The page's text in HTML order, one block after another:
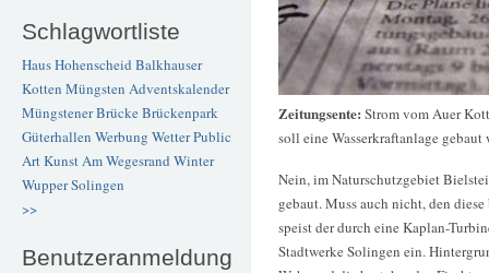
Schlagwortliste
Haus Hohenscheid Balkhauser
Kotten Müngsten Adventskalender
Müngstener BrückeBrückenpark
Güterhallen Werbung WetterPublic
ArtKunstAm Wegesrand Winter
WupperSolingen
>>
Benutzeranmeldung
Zeitungsente: Strom vom Auer
soll eine Wasserkraftanlage gebaut
Nein, im Naturschutzgebiet
gebaut. Muss auch nicht, den
speist der durch eine Kaplan-
Stadtwerke Solingen ein.